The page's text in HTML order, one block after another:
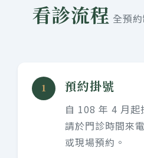
看診流程 全預
1 預約掛號
自 108 年 4 月起
請於門診時間來
或現場預約。